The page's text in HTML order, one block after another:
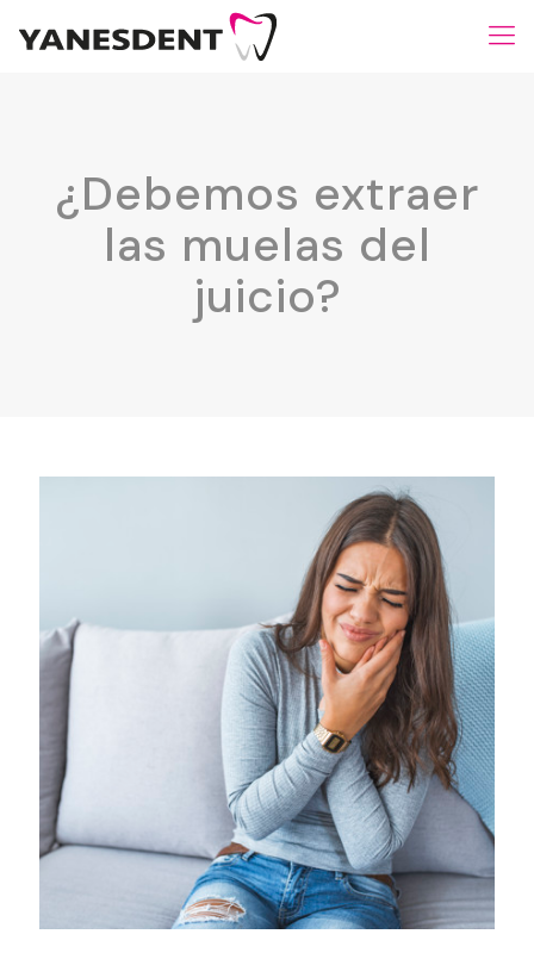
¿Debemos extraer
las muelas del
juicio?